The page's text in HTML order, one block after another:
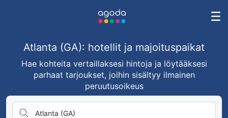
Atlanta (GA): hotellit ja majoituspaikat
Hae kohteita vertaillaksesi hintoja ja löytääksesi
parhaat tarjoukset, joihin sisältyy ilmainen
peruutusoikeus
Atlanta (GA)